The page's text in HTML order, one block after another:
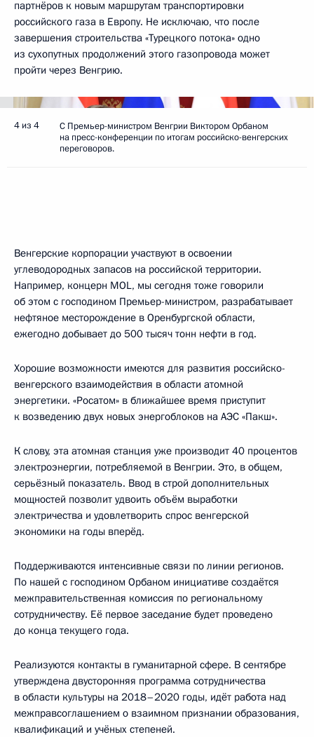
партнёров к новым маршрутам транспортировки
российского газа в Европу. Не исключаю, что после
завершения строительства «Турецкого потока» одно
из сухопутных продолжений этого газопровода может
пройти через Венгрию.
4 из 4
С Премьер-министром Венгрии Виктором Орбаном
на пресс-конференции по итогам российско-венгерских
переговоров.
Венгерские корпорации участвуют в освоении
углеводородных запасов на российской территории.
Например, концерн MOL, мы сегодня тоже говорили
об этом с господином Премьер-министром, разрабатывает
нефтяное месторождение в Оренбургской области,
ежегодно добывает до 500 тысяч тонн нефти в год.
Хорошие возможности имеются для развития российско-
венгерского взаимодействия в области атомной
энергетики. «Росатом» в ближайшее время приступит
к возведению двух новых энергоблоков на АЭС «Пакш».
К слову, эта атомная станция уже производит 40 процентов
электроэнергии, потребляемой в Венгрии. Это, в общем,
серьёзный показатель. Ввод в строй дополнительных
мощностей позволит удвоить объём выработки
электричества и удовлетворить спрос венгерской
экономики на годы вперёд.
Поддерживаются интенсивные связи по линии регионов.
По нашей с господином Орбаном инициативе создаётся
межправительственная комиссия по региональному
сотрудничеству. Её первое заседание будет проведено
до конца текущего года.
Реализуются контакты в гуманитарной сфере. В сентябре
утверждена двусторонняя программа сотрудничества
в области культуры на 2018–2020 годы, идёт работа над
межправсоглашением о взаимном признании образования,
квалификаций и учёных степеней.